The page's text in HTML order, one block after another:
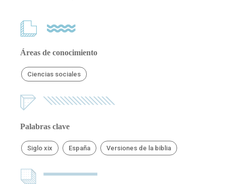
Áreas de conocimiento
Ciencias sociales
Palabras clave
Siglo xix España Versiones de la biblia